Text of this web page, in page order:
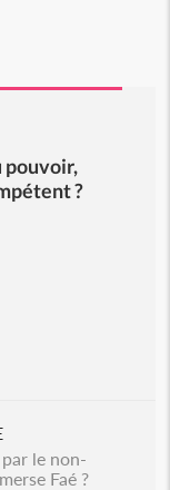
pouvoir,
?
le non-
Faé ?